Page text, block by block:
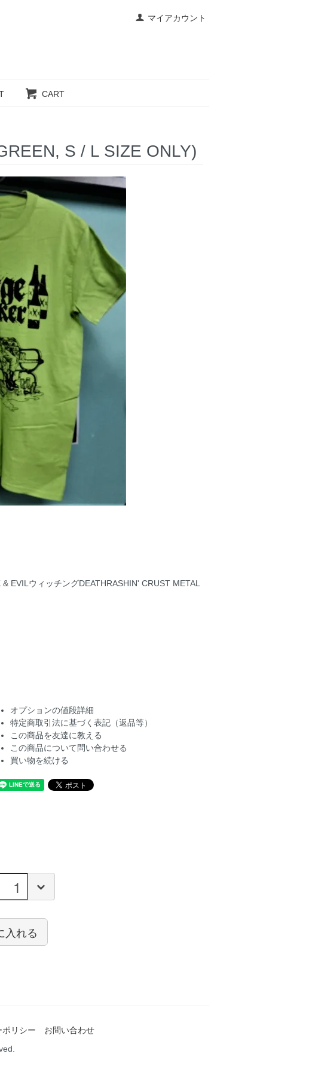
マイアカウント
CART
S / L SIZE ONLY)
EVILウィッチングDEATHRASHIN' CRUST METAL
オプションの値段詳細
特定商取引法に基づく表記（返品等）
この商品を友達に教える
この商品について問い合わせる
買い物を続ける
入れる
ポリシー
お問い合わせ